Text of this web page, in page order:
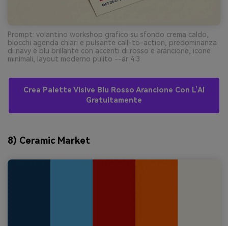
Prompt: volantino workshop grafico su sfondo crema caldo,
blocchi agenda chiari e pulsante call-to-action, predominanza
di navy e blu brillante con accenti di rosso e arancione, icone
minimali, layout moderno pulito --ar 4:3
Crea Palette Visive Blu Rosso Arancione Con L’AI
Gratuitamente
8) Ceramic Market